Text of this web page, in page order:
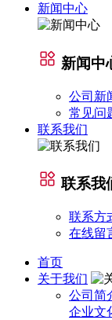
新闻中心
新闻中
公司新
常见问
联系我们
联系我
联系方
在线留
首页
关于我们
公司简
企业文